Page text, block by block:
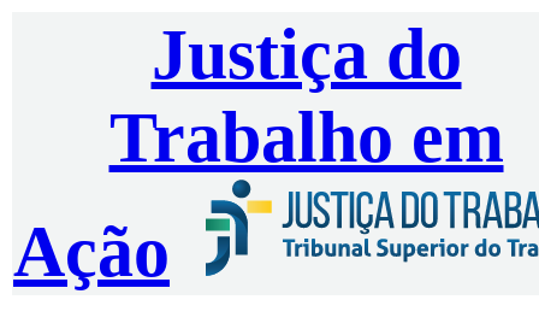
Justiça do
Trabalho em
Ação